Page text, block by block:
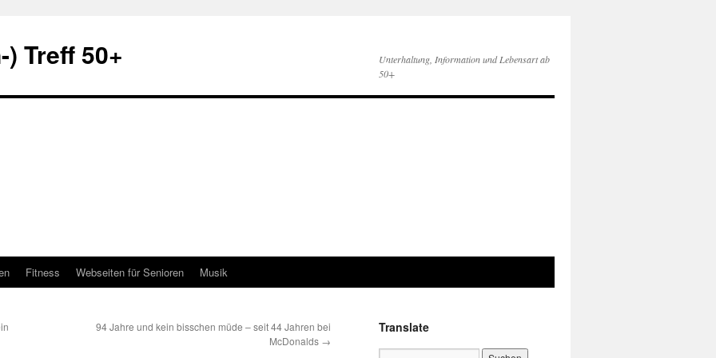
Treff 50+
Unterhaltung, Information und Lebensart ab
50+
Fitness Webseiten für Senioren Musik
94 Jahre und kein bisschen müde – seit 44 Jahren bei
McDonalds →
Translate